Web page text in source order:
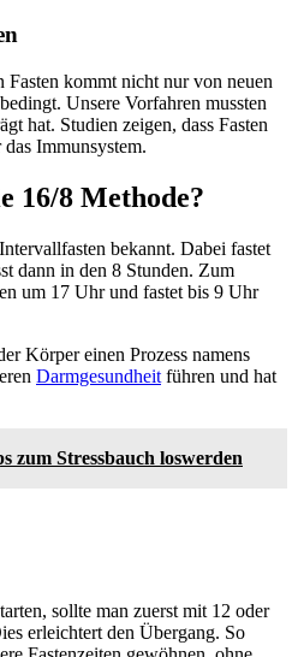
kommt nicht nur von neuen
Unsere Vorfahren mussten
hat. Studien zeigen, dass Fasten
Immunsystem.
16/8 Methode?
bekannt. Dabei fastet
dann in den 8 Stunden. Zum
um 17 Uhr und fastet bis 9 Uhr
Körper einen Prozess namens
Darmgesundheit führen und hat
zum Stressbauch loswerden
sollte man zuerst mit 12 oder
erleichtert den Übergang. So